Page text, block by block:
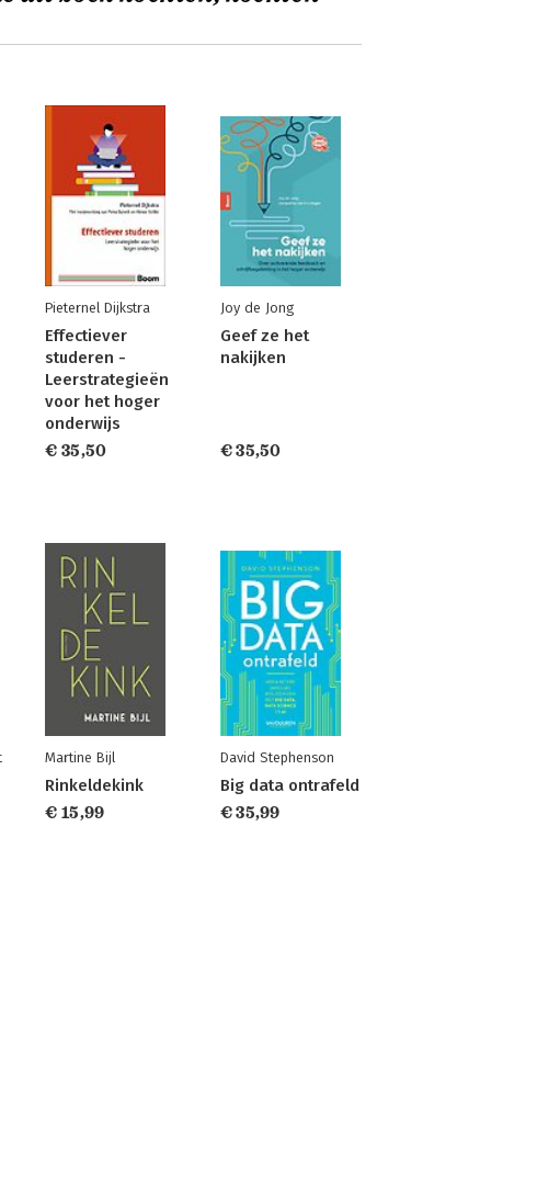
Pieternel Dijkstra
Effectiever
studeren -
Leerstrategieën
voor het hoger
onderwijs
€ 35,50
Joy de Jong
Geef ze het
nakijken
€ 35,50
Martine Bijl
Rinkeldekink
€ 15,99
David Stephenson
Big data ontrafeld
€ 35,99